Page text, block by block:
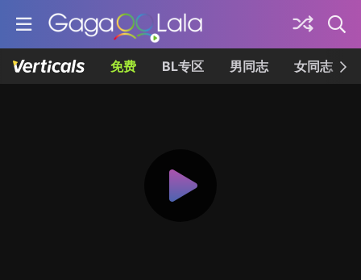
免费 BL专区 男同志 女同志